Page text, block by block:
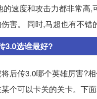
的速度和攻击力都非常高,
害。 同时,马超也有不错
3.0选谁最好?
后传3.0哪个英雄厉害?
个可以卡关的关卡。下